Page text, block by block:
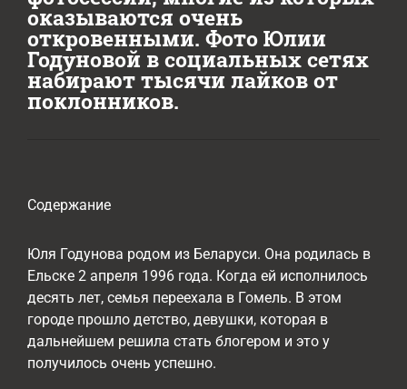
оказываются очень
откровенными. Фото Юлии
Годуновой в социальных сетях
набирают тысячи лайков от
поклонников.
Содержание
Юля Годунова родом из Беларуси. Она родилась в
Ельске 2 апреля 1996 года. Когда ей исполнилось
десять лет, семья переехала в Гомель. В этом
городе прошло детство, девушки, которая в
дальнейшем решила стать блогером и это у
получилось очень успешно.